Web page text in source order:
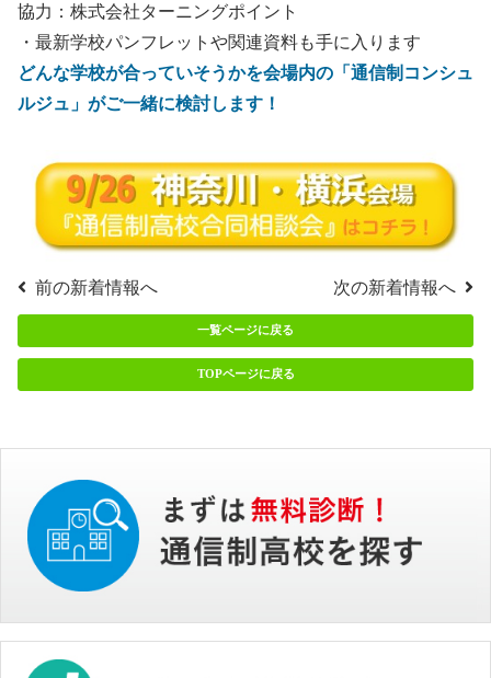
協力：株式会社ターニングポイント
・最新学校パンフレットや関連資料も手に入ります
どんな学校が合っていそうかを会場内の「通信制コンシュ
ルジュ」がご一緒に検討します！
前の新着情報へ 次の新着情報へ
一覧ページに戻る
TOPページに戻る